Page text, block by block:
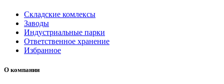
Складские комлексы
Заводы
Индустриальные парки
Ответственное хранение
Избранное
О компании